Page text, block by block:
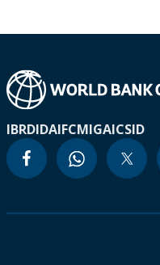
IBRDIDAIFCMIGAICSID